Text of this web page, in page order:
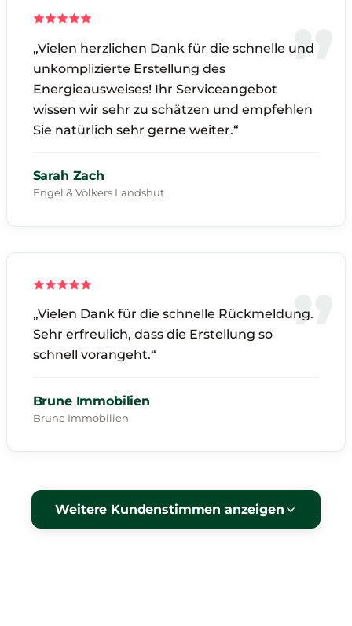
„Vielen herzlichen Dank für die schnelle und
unkomplizierte Erstellung des
Energieausweises! Ihr Serviceangebot
wissen wir sehr zu schätzen und empfehlen
Sie natürlich sehr gerne weiter.“
Sarah Zach
Engel & Völkers Landshut
„Vielen Dank für die schnelle Rückmeldung.
Sehr erfreulich, dass die Erstellung so
schnell vorangeht.“
Brune Immobilien
Brune Immobilien
Weitere Kundenstimmen anzeigen